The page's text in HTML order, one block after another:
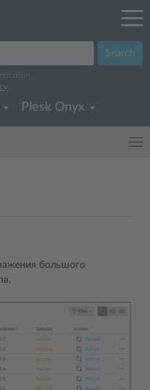
Search
Plesk Onyx
большого